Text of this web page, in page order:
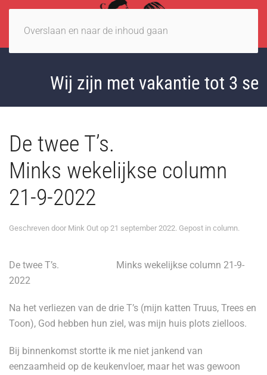
Overslaan en naar de inhoud gaan
Wij zijn met vakantie tot 3
De twee T’s.
Minks wekelijkse column
21-9-2022
Geschreven door Mink Out op 21 september 2022. Gepost in column.
De twee T’s. Minks wekelijkse column 21-9-
2022
Na het verliezen van de drie T’s (mijn katten Truus, Trees en
Toon), God hebben hun ziel, was mijn huis plots zielloos.
Bij binnenkomst stortte ik me niet jankend van
eenzaamheid op de keukenvloer, maar het was gewoon